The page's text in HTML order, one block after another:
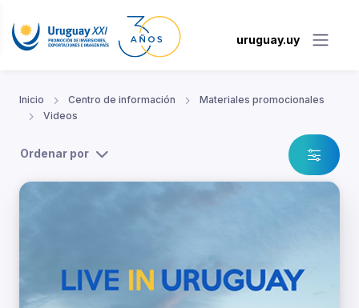
uruguay.uy
Inicio Centro de información
Materiales promocionales
Videos
Ordenar por